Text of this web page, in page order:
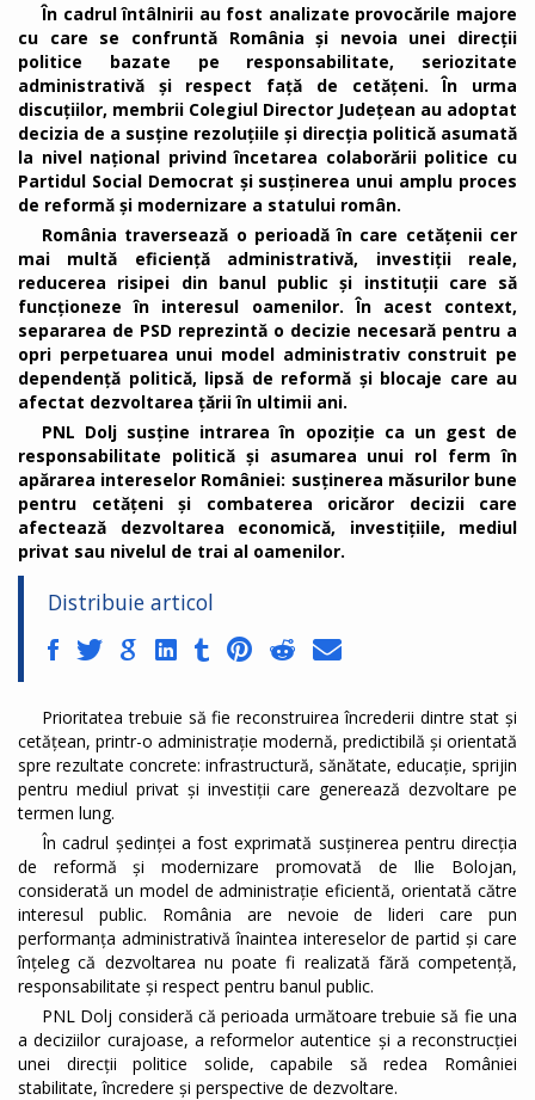
În cadrul întâlnirii au fost analizate provocările majore
cu care se confruntă România și nevoia unei direcții
politice bazate pe responsabilitate, seriozitate
administrativă și respect față de cetățeni. În urma
discuțiilor, membrii Colegiul Director Județean au adoptat
decizia de a susține rezoluţiile şi direcția politică asumată
la nivel național privind încetarea colaborării politice cu
Partidul Social Democrat și susținerea unui amplu proces
de reformă și modernizare a statului român.
România traversează o perioadă în care cetățenii cer
mai multă eficiență administrativă, investiții reale,
reducerea risipei din banul public și instituții care să
funcționeze în interesul oamenilor. În acest context,
separarea de PSD reprezintă o decizie necesară pentru a
opri perpetuarea unui model administrativ construit pe
dependență politică, lipsă de reformă și blocaje care au
afectat dezvoltarea țării în ultimii ani.
PNL Dolj susține intrarea în opoziție ca un gest de
responsabilitate politică și asumarea unui rol ferm în
apărarea intereselor României: susținerea măsurilor bune
pentru cetățeni și combaterea oricăror decizii care
afectează dezvoltarea economică, investițiile, mediul
privat sau nivelul de trai al oamenilor.
Distribuie articol
Prioritatea trebuie să fie reconstruirea încrederii dintre stat și
cetățean, printr-o administrație modernă, predictibilă și orientată
spre rezultate concrete: infrastructură, sănătate, educație, sprijin
pentru mediul privat și investiții care generează dezvoltare pe
termen lung.
În cadrul ședinței a fost exprimată susținerea pentru direcția
de reformă și modernizare promovată de Ilie Bolojan,
considerată un model de administrație eficientă, orientată către
interesul public. România are nevoie de lideri care pun
performanța administrativă înaintea intereselor de partid și care
înțeleg că dezvoltarea nu poate fi realizată fără competență,
responsabilitate și respect pentru banul public.
PNL Dolj consideră că perioada următoare trebuie să fie una
a deciziilor curajoase, a reformelor autentice și a reconstrucției
unei direcții politice solide, capabile să redea României
stabilitate, încredere și perspective de dezvoltare.